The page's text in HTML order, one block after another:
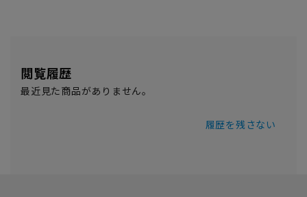
閲覧履歴
最近見た商品がありません。
履歴を残さない